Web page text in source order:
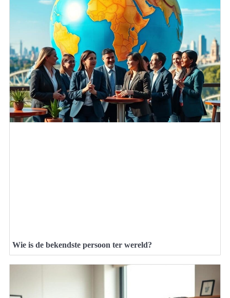
Wie is de bekendste persoon ter wereld?